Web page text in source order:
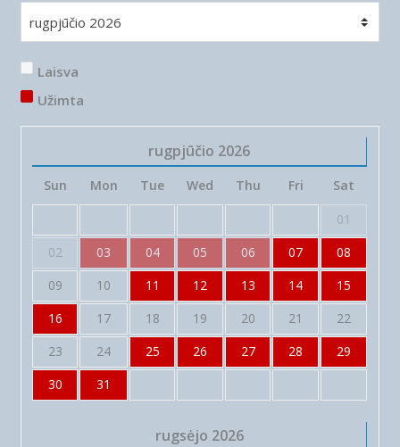
Laisva
Užimta
rugpjūčio 2026
Sun Mon Tue Wed Thu Fri
Sat
01
02
03 04 05 06 07
08
09
10 11 12 13 14
15
16
17 18 19 20 21
22
23
24 25 26 27 28
29
30
31
rugsėjo 2026